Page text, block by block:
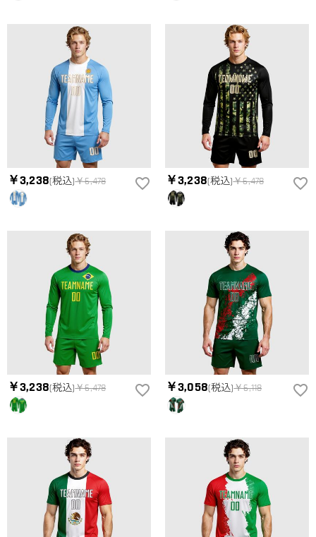
￥3,238(税込)￥6,478 ￥3,238(税込)￥6,478
￥3,238(税込)￥6,478 ￥3,058(税込)￥6,118